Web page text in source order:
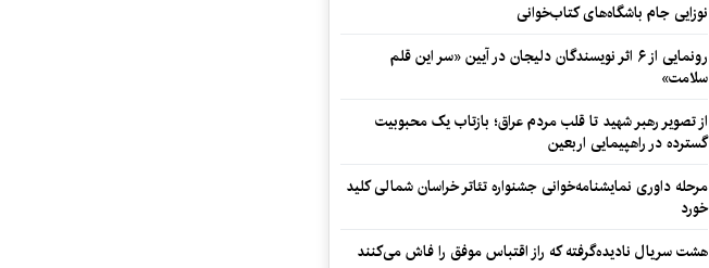
نوزایی جام باشگاه‌های کتاب‌خوانی
رونمایی از ۶ اثر نویسندگان دلیجان در آیین «سر این قلم
سلامت»
از تصویر رهبر شهید تا قلب مردم عراق؛ بازتاب یک محبوبیت
گسترده در راهپیمایی اربعین
مرحله داوری نمایشنامه‌خوانی جشنواره تئاتر خراسان شمالی کلید
خورد
هشت سریال نادیده‌گرفته که راز اقتباس موفق را فاش می‌کنند